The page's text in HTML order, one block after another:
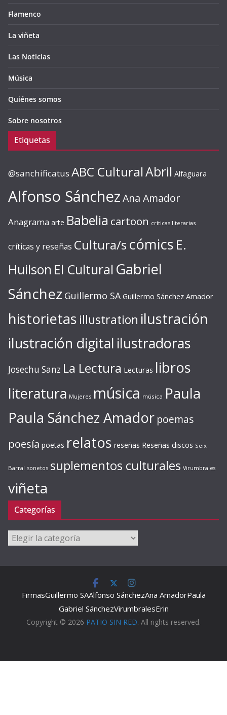
Flamenco
La viñeta
Las Noticias
Música
Quiénes somos
Sobre nosotros
Etiquetas
@sanchificatus ABC CulturalAbril Alfaguara
Alfonso SánchezAna Amador
Anagrama arte Babelia cartoon críticas literarias
críticas y reseñas Cultura/s cómics E.
Huilson El Cultural Gabriel
Sánchez Guillermo SA Guillermo Sánchez Amador
historietas illustration ilustración
ilustración digital ilustradoras
Josechu Sanz La Lectura Lecturas libros
literatura Mujeres música música Paula
Paula Sánchez Amador poemas
poesía poetas relatos reseñas Reseñas discos Seix
Barral sonetos suplementos culturales Virumbrales
viñeta
Categorías
Categorías
FirmasGuillermo SAAlfonso SánchezAna AmadorPaula
Gabriel SánchezVirumbralesErin
Copyright © 2026 PATIO SIN RED. All rights reserved.